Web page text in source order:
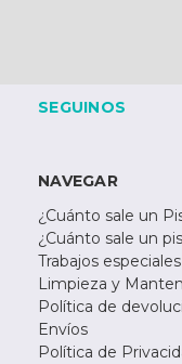
SEGUINOS
NAVEGAR
¿Cuánto sale un
¿Cuánto sale un
Trabajos especiales
Limpieza y
Política de
Envíos
Política de